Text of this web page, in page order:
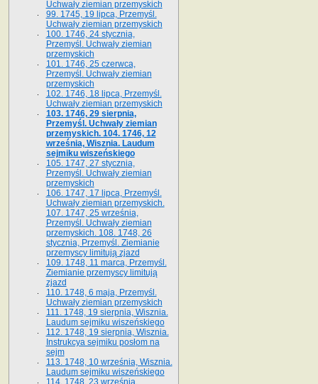
Uchwały ziemian przemyskich
99. 1745, 19 lipca, Przemyśl.
Uchwały ziemian przemyskich
100. 1746, 24 stycznia,
Przemyśl. Uchwały ziemian
przemyskich
101. 1746, 25 czerwca,
Przemyśl. Uchwały ziemian
przemyskich
102. 1746, 18 lipca, Przemyśl.
Uchwały ziemian przemyskich
103. 1746, 29 sierpnia,
Przemyśl. Uchwały ziemian
przemyskich. 104. 1746, 12
września, Wisznia. Laudum
sejmiku wiszeńskiego
105. 1747, 27 stycznia,
Przemyśl. Uchwały ziemian
przemyskich
106. 1747, 17 lipca, Przemyśl.
Uchwały ziemian przemyskich.
107. 1747, 25 września,
Przemyśl. Uchwały ziemian
przemyskich. 108. 1748, 26
stycznia, Przemyśl. Ziemianie
przemyscy limitują zjazd
109. 1748, 11 marca, Przemyśl.
Ziemianie przemyscy limitują
zjazd
110. 1748, 6 maja, Przemyśl.
Uchwały ziemian przemyskich
111. 1748, 19 sierpnia, Wisznia.
Laudum sejmiku wiszeńskiego
112. 1748, 19 sierpnia, Wisznia.
Instrukcya sejmiku posłom na
sejm
113. 1748, 10 września, Wisznia.
Laudum sejmiku wiszeńskiego
114. 1748, 23 września,